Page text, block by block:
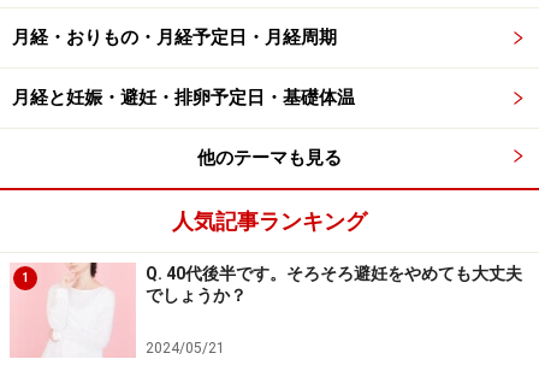
などは、疲労も重なるので、疲れているだけだと思い込
んでしまったり、気持ちの不調を感じることに対して周
りの理解が得られず「母親失格」と言われてしまったと
いう相談もありました。大切なのは専門機関に相談する
ことですが、実際に追い込まれてしまっている状態では
ハードルが高いとも言えるでしょう。
漢方医学では、女性は出産によって多量の「気（生命エ
ネルギー）」と「血（血液を含む体の栄養素全般）」を
消費するため、「気虚（エネルギーの低下）」と「血虚
（栄養の不足）」が現れると考えられています。気血が
月経・おりもの・月経予定日・月経周期
月経と妊娠・避妊・排卵予定日・基礎体温
他のテーマも見る
人気記事ランキング
1
Q. 40代後半です。そろそろ避妊をやめても大丈夫
でしょうか？
2024/05/21